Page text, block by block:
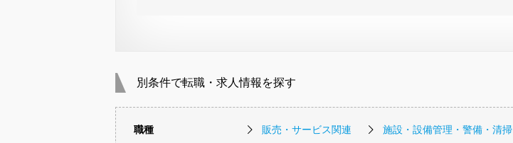
別条件で転職・求人情報を探す
職種 販売・サービス関連 施設・設備管理・警備・清掃